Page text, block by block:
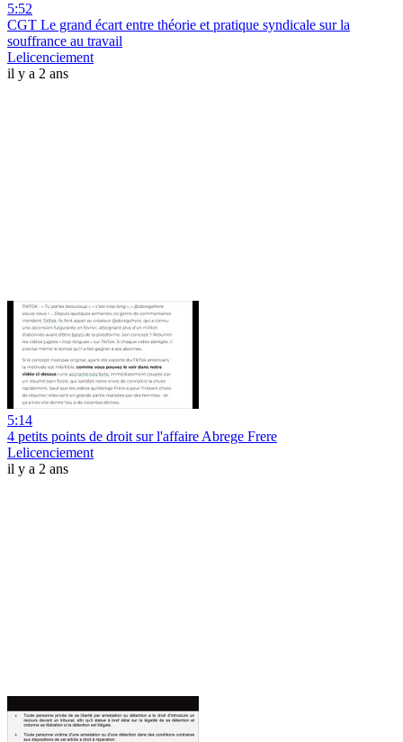
5:52
CGT Le grand écart entre théorie et pratique syndicale sur la
souffrance au travail
Lelicenciement
il y a 2 ans
5:14
4 petits points de droit sur l'affaire Abrege Frere
Lelicenciement
il y a 2 ans